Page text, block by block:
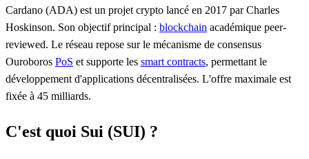
Cardano (ADA) est un projet crypto lancé en 2017 par Charles
Hoskinson. Son objectif principal : blockchain académique peer-
reviewed. Le réseau repose sur le mécanisme de consensus
Ouroboros PoS et supporte les smart contracts, permettant le
développement d'applications décentralisées. L'offre maximale est
fixée à 45 milliards.
C'est quoi Sui (SUI) ?